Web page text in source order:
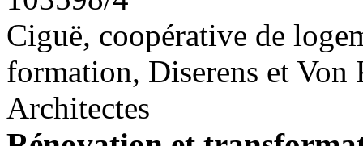
Ciguë, coopérative de
formation, Diserens et
Architectes